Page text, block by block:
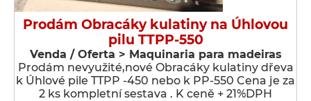
Prodám Obracáky kulatiny na Úhlovou
pilu TTPP-550
Venda / Oferta > Maquinaria para madeiras
Prodám nevyužité,nové Obracáky kulatiny dřeva
k Úhlové pile TTPP -450 nebo k PP-550 Cena je za
2 ks kompletní sestava . K ceně + 21%DPH